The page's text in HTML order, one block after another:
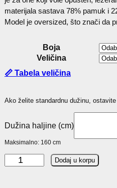
materijala sastava 78% pamuk i
Model je oversized, što znači da
Boja
Veličina
📏 Tabela veličina
Ako želite standardnu dužinu,
Dužina haljine (cm)
Maksimalno: 160 cm
A
Dodaj u korpu